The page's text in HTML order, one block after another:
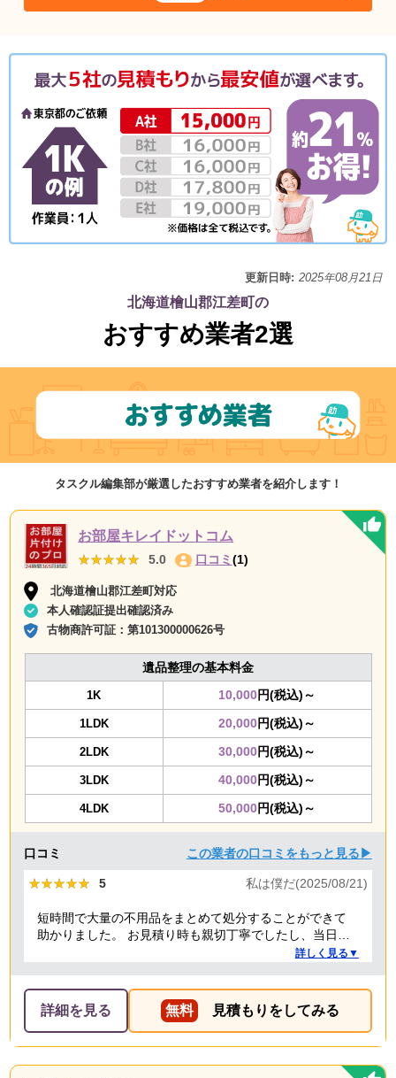
更新日時: 2025年08月21日
北海道檜山郡江差町の
おすすめ業者2選
タスクル編集部が厳選したおすすめ業者を紹介します！
お部屋キレイドットコム
★★★★★
★★★★★ 5.0 口コミ (1)
北海道檜山郡江差町対応
本人確認証提出確認済み
古物商許可証：第101300000626号
遺品整理の基本料金
1K 10,000円(税込)～
1LDK 20,000円(税込)～
2LDK 30,000円(税込)～
3LDK 40,000円(税込)～
4LDK 50,000円(税込)～
口コミ この業者の口コミをもっと見る▶
★★★★★
★★★★★ 5 私は僕だ(2025/08/21)
短時間で大量の不用品をまとめて処分することができて
助かりました。 お見積り時も親切丁寧でしたし、当日作
業を担当してくれた方たちも礼儀正しく気持ちよく対応
詳しく見る▼
詳細を見る 無料 見積もりをしてみる